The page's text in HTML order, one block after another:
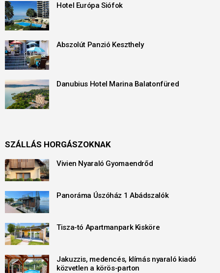
Hotel Európa Siófok
Abszolút Panzió Keszthely
Danubius Hotel Marina Balatonfüred
SZÁLLÁS HORGÁSZOKNAK
Vivien Nyaraló Gyomaendrőd
Panoráma Úszóház 1 Abádszalók
Tisza-tó Apartmanpark Kisköre
Jakuzzis, medencés, klímás nyaraló kiadó
közvetlen a körös-parton